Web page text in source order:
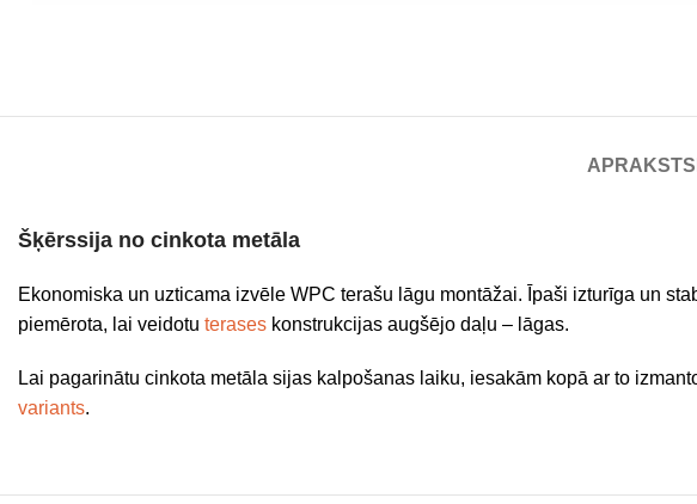
APRAKSTS
Šķērssija no cinkota metāla
Ekonomiska un uzticama izvēle WPC terašu lāgu montāžai. Īpaši izturīga un
piemērota, lai veidotu terases konstrukcijas augšējo daļu – lāgas.
Lai pagarinātu cinkota metāla sijas kalpošanas laiku, iesakām kopā ar to
variants.